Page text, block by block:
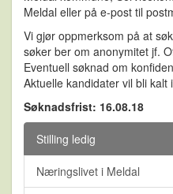
Meldal eller på e-post til
Vi gjør oppmerksom på at
søker ber om anonymitet jf.
Eventuell søknad om
Aktuelle kandidater vil bli kalt
Søknadsfrist: 16.08.18
Stilling ledig
Næringslivet i Meldal